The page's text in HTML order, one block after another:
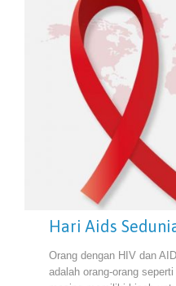
Hari Aids
Orang dengan HIV dan
adalah orang-orang